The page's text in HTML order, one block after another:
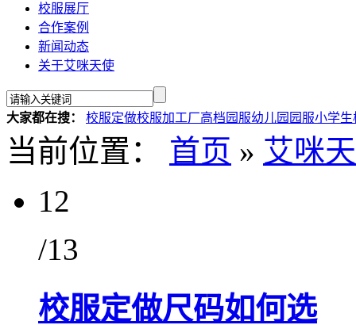
校服展厅
合作案例
新闻动态
关于艾咪天使
大家都在搜： 校服定做校服加工厂高档园服幼儿园园服小学生
当前位置： 首页 » 艾咪
12
/13
校服定做尺码如何选